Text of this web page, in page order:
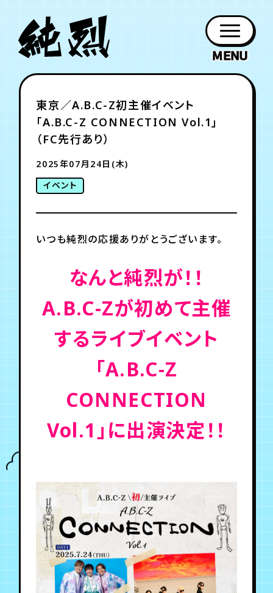
お知らせ
NEWS
日程 チケット
TICKET
紹介
PROFILE
作品
DISCOGRAPHY
日記
BLOG
グッズ
GOODS
ホーム
ファン
クラブ
年会員制ファンクラブ
会員登録 ログイン
チケット
TICKET
お知らせ
FC NEWS
ムービー
MOVIE
月会員制ファンクラブ
会員登録 ログイン
会員登録 ログイン
チケット
FC TICKET
お知らせ
月会員制ファンクラブ
東京／A.B.C-Z初主催イベント
「A.B.C-Z CONNECTION Vol.1」
（FC先行あり）
2025年07月24日(木)
イベント
いつも純烈の応援ありがとうございます。
なんと純烈が！！
A.B.C-Zが初めて主催
するライブイベント
「A.B.C-Z
CONNECTION
Vol.1」に出演決定！！